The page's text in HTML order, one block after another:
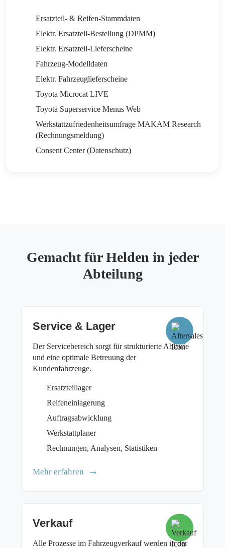
Ersatzteil- & Reifen-Stammdaten
Elektr. Ersatzteil-Bestellung (DPMM)
Elektr. Ersatzteil-Lieferscheine
Fahrzeug-Modelldaten
Elektr. Fahrzeuglieferscheine
Toyota Microcat LIVE
Toyota Superservice Menus Web
Werkstattzufriedenheitsumfrage MAKAM Research
(Rechnungsmeldung)
Consent Center (Datenschutz)
Gemacht für Helden in jeder
Abteilung
Service & Lager
Der Servicebereich sorgt für strukturierte Abläufe
und eine optimale Betreuung der
Kundenfahrzeuge.
Ersatzteillager
Reifeneinlagerung
Auftragsabwicklung
Werkstattplaner
Rechnungen, Analysen, Statistiken
Mehr erfahren
Verkauf
Alle Prozesse im Fahrzeugverkauf werden in der